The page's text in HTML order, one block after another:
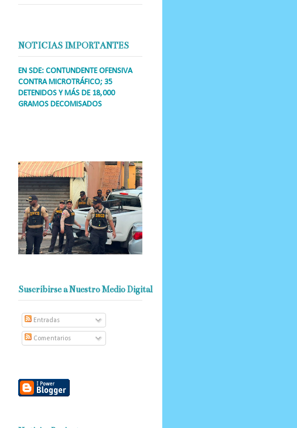
NOTICIAS IMPORTANTES
EN SDE: CONTUNDENTE OFENSIVA
CONTRA MICROTRÁFICO; 35
DETENIDOS Y MÁS DE 18,000
GRAMOS DECOMISADOS
Suscribirse a Nuestro Medio Digital
Entradas
Comentarios